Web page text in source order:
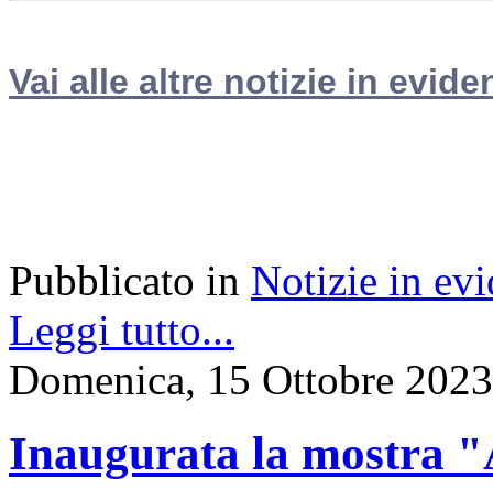
Vai alle altre notizie in
Pubblicato in Notizie in
Leggi tutto...
Domenica, 15 Ottobre
Inaugurata la mostra